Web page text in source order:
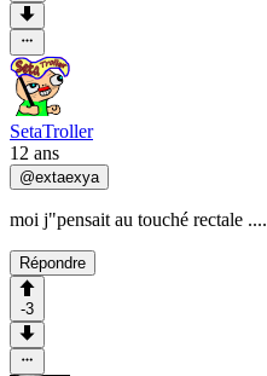
SetaTroller
12 ans
@extaexya
moi j"pensait au touché rectale ....
Répondre
-3